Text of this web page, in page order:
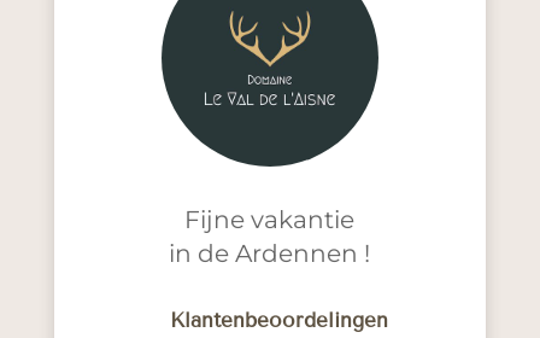
Fijne vakantie
in de Ardennen !
Klantenbeoordelingen